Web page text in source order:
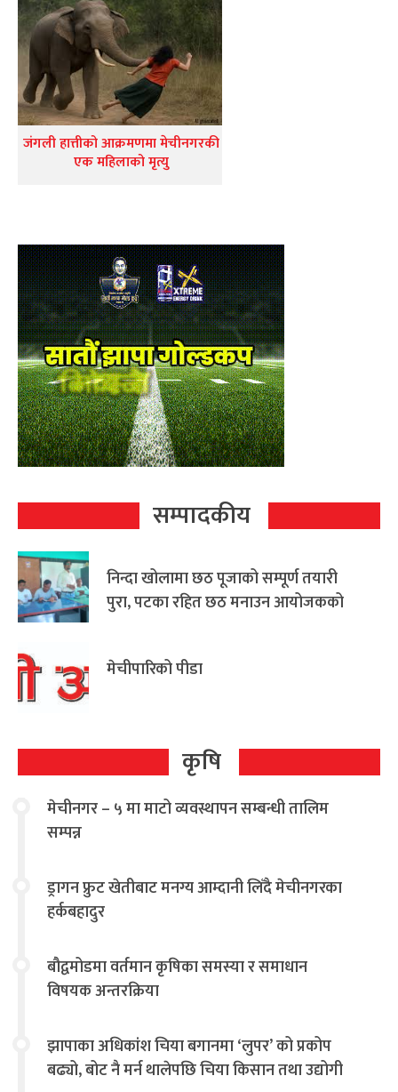
जंगली हात्तीको आक्रमणमा मेचीनगरकी
एक महिलाको मृत्यु
सम्पादकीय
निन्दा खोलामा छठ पूजाको सम्पूर्ण तयारी
पुरा, पटका रहित छठ मनाउन आयोजकको
मेचीपारिको पीडा
कृषि
मेचीनगर – ५ मा माटो व्यवस्थापन सम्बन्धी तालिम
सम्पन्न
ड्रागन फ्रुट खेतीबाट मनग्य आम्दानी लिँदै मेचीनगरका
हर्कबहादुर
बौद्वमोडमा वर्तमान कृषिका समस्या र समाधान
विषयक अन्तरक्रिया
झापाका अधिकांश चिया बगानमा ‘लुपर’ को प्रकोप
बढ्यो, बोट नै मर्न थालेपछि चिया किसान तथा उद्योगी